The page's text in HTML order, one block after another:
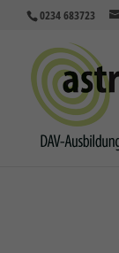
0234 683723